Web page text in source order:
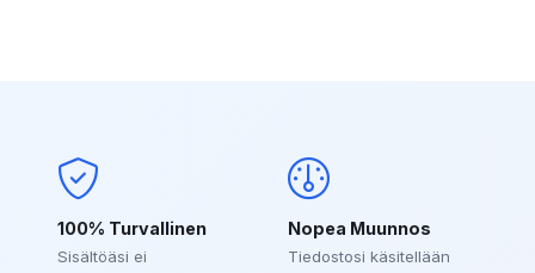
100% Turvallinen
Sisältöäsi ei
Nopea Muunnos
Tiedostosi käsitellään